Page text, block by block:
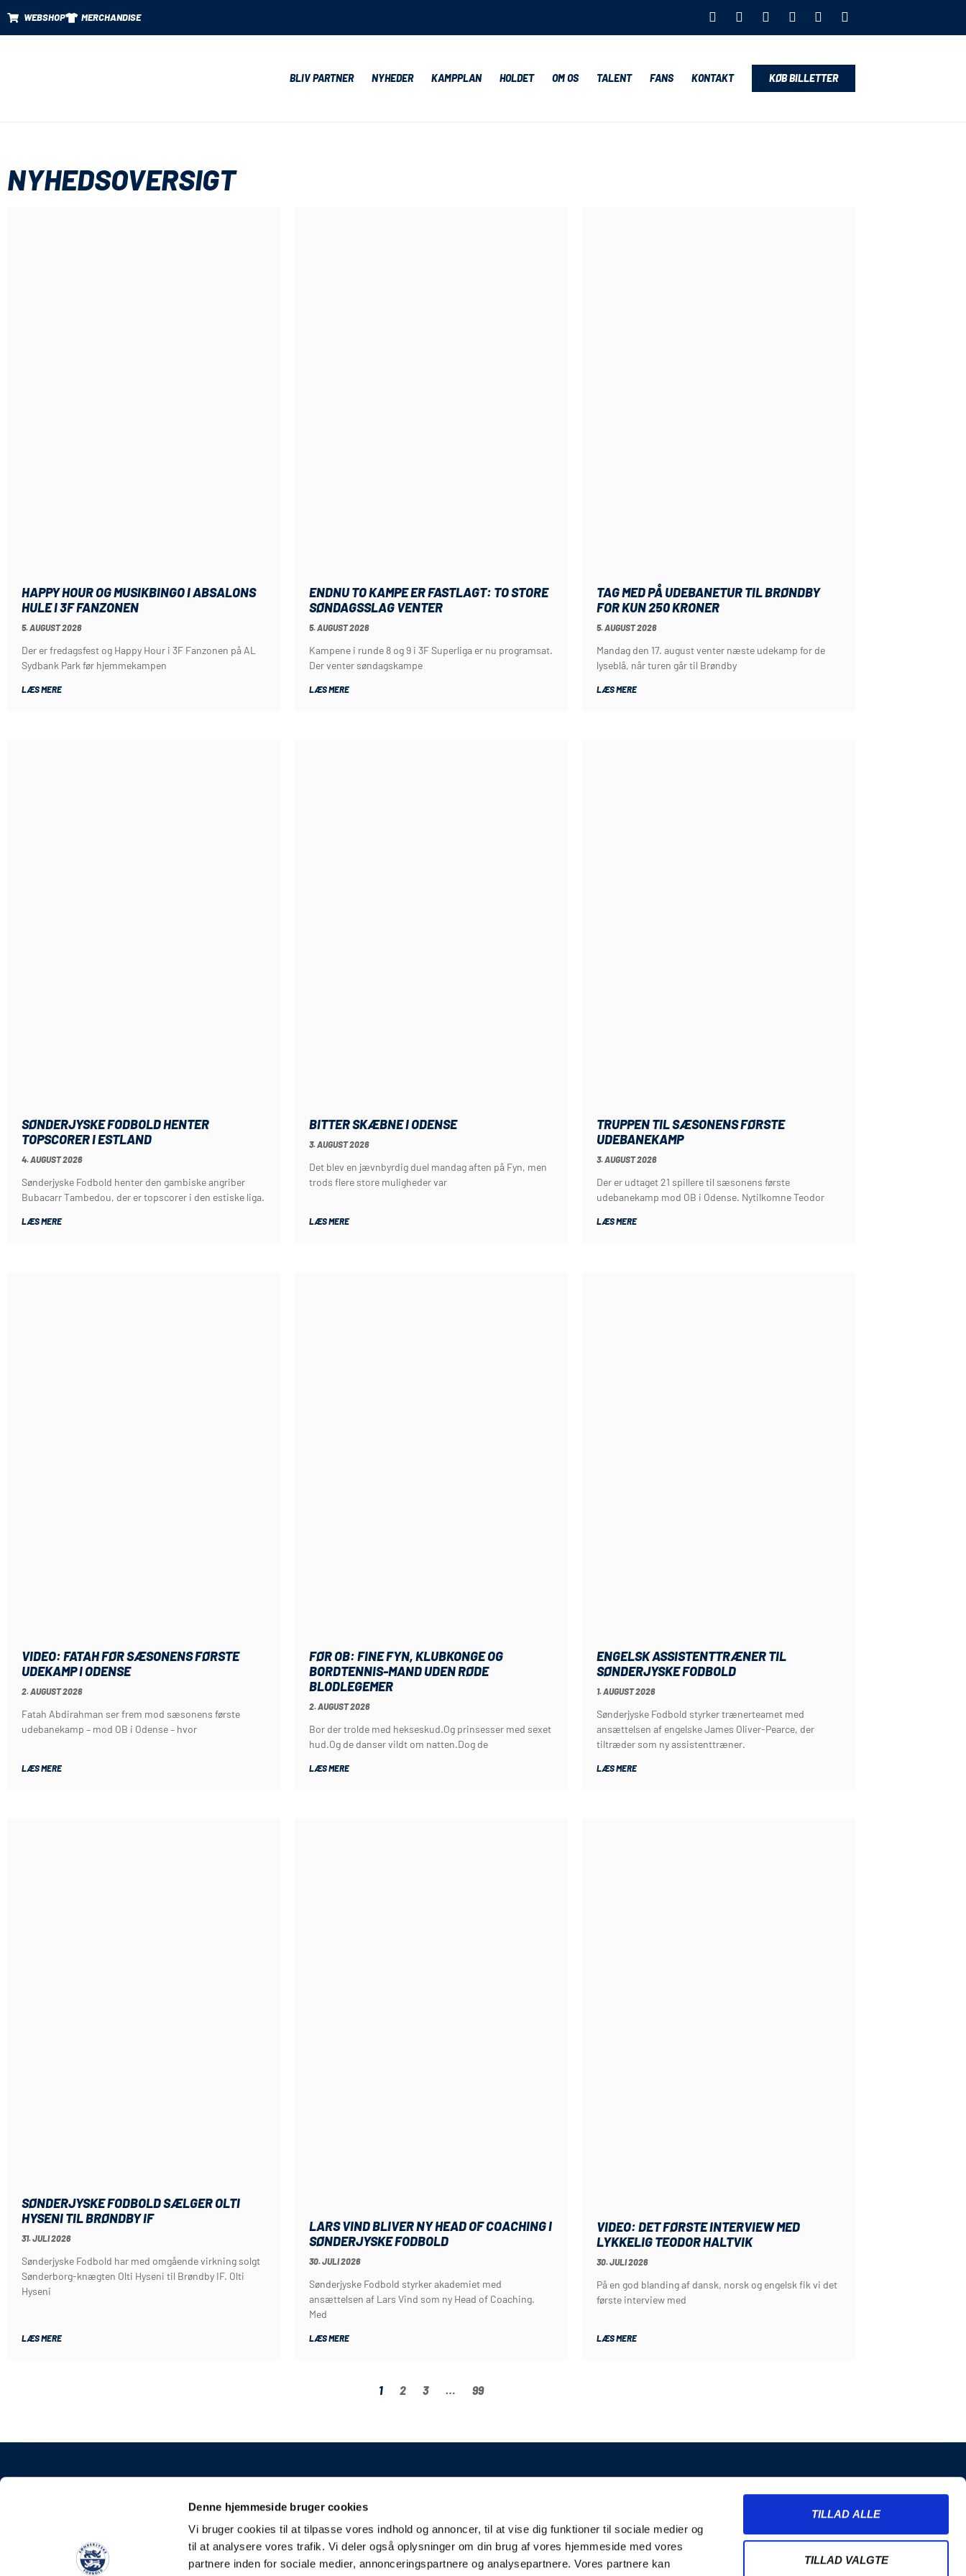
Denne hjemmeside bruger cookies
Vi bruger cookies til at tilpasse vores indhold og annoncer, til at vise dig funktioner til sociale medier og
til at analysere vores trafik. Vi deler også oplysninger om din brug af vores hjemmeside med vores
partnere inden for sociale medier, annonceringspartnere og analysepartnere. Vores partnere kan
TILLAD ALLE
TILLAD VALGTE
WEBSHOP MERCHANDISE
BLIV PARTNER NYHEDER KAMPPLAN HOLDET OM OS TALENT FANS KONTAKT KØB BILLETTER
NYHEDSOVERSIGT
HAPPY HOUR OG MUSIKBINGO I ABSALONS
HULE I 3F FANZONEN
5. AUGUST 2026
Der er fredagsfest og Happy Hour i 3F Fanzonen på AL
Sydbank Park før hjemmekampen
LÆS MERE
ENDNU TO KAMPE ER FASTLAGT: TO STORE
SØNDAGSSLAG VENTER
5. AUGUST 2026
Kampene i runde 8 og 9 i 3F Superliga er nu programsat.
Der venter søndagskampe
LÆS MERE
TAG MED PÅ UDEBANETUR TIL BRØNDBY
FOR KUN 250 KRONER
5. AUGUST 2026
Mandag den 17. august venter næste udekamp for de
lyseblå, når turen går til Brøndby
LÆS MERE
SØNDERJYSKE FODBOLD HENTER
TOPSCORER I ESTLAND
4. AUGUST 2026
Sønderjyske Fodbold henter den gambiske angriber
Bubacarr Tambedou, der er topscorer i den estiske liga.
LÆS MERE
BITTER SKÆBNE I ODENSE
3. AUGUST 2026
Det blev en jævnbyrdig duel mandag aften på Fyn, men
trods flere store muligheder var
LÆS MERE
TRUPPEN TIL SÆSONENS FØRSTE
UDEBANEKAMP
3. AUGUST 2026
Der er udtaget 21 spillere til sæsonens første
udebanekamp mod OB i Odense. Nytilkomne Teodor
LÆS MERE
VIDEO: FATAH FØR SÆSONENS FØRSTE
UDEKAMP I ODENSE
2. AUGUST 2026
Fatah Abdirahman ser frem mod sæsonens første
udebanekamp – mod OB i Odense – hvor
LÆS MERE
FØR OB: FINE FYN, KLUBKONGE OG
BORDTENNIS-MAND UDEN RØDE
BLODLEGEMER
2. AUGUST 2026
Bor der trolde med hekseskud.Og prinsesser med sexet
hud.Og de danser vildt om natten.Dog de
LÆS MERE
ENGELSK ASSISTENTTRÆNER TIL
SØNDERJYSKE FODBOLD
1. AUGUST 2026
Sønderjyske Fodbold styrker trænerteamet med
ansættelsen af engelske James Oliver-Pearce, der
tiltræder som ny assistenttræner.
LÆS MERE
SØNDERJYSKE FODBOLD SÆLGER OLTI
HYSENI TIL BRØNDBY IF
31. JULI 2026
Sønderjyske Fodbold har med omgående virkning solgt
Sønderborg-knægten Olti Hyseni til Brøndby IF. Olti
Hyseni
LÆS MERE
LARS VIND BLIVER NY HEAD OF COACHING I
SØNDERJYSKE FODBOLD
30. JULI 2026
Sønderjyske Fodbold styrker akademiet med
ansættelsen af Lars Vind som ny Head of Coaching.
Med
LÆS MERE
VIDEO: DET FØRSTE INTERVIEW MED
LYKKELIG TEODOR HALTVIK
30. JULI 2026
På en god blanding af dansk, norsk og engelsk fik vi det
første interview med
LÆS MERE
1 2 3 … 99
Stadionvej 5, 6100 Haderslev
E-mail: kontakt@soenderjyskefodbold.dk
Kampplan
Bliv partner
Merchandise